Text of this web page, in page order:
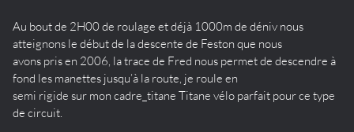
Au bout de 2H00 de roulage et déjà 1000m de déniv nous
atteignons le début de la descente de Feston que nous
avons pris en 2006, la trace de Fred nous permet de descendre à
fond les manettes jusqu’à la route, je roule en
semi rigide sur mon cadre_titane Titane vélo parfait pour ce type
de circuit.